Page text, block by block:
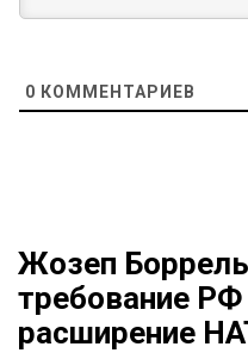
0 КОММЕНТАРИЕВ
Жозеп
требование РФ
расширение